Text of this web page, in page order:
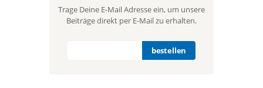
Trage Deine E-Mail Adresse ein, um unsere
Beiträge direkt per E-Mail zu erhalten.